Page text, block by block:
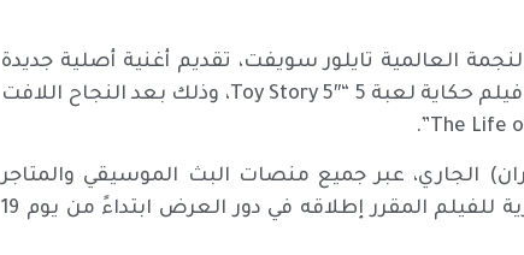
العالمية تايلور سويفت، تقديم أغنية أصلية جديدة
بعنوان “كنتُ أعرف ذلك، كنتُ أعرفك” ضمن أحداث فيلم حكاية لعبة 5 “Toy Story 5″، وذلك بعد النجاح اللافت
رسمياً يوم 5 يونيو (حزيران) الجاري، عبر جميع منصات البث الموسيقي والمتاجر
الرقمية، على أن تكون جزءاً من الموسيقى التصويرية للفيلم المقرر إطلاقه في دور العرض ابتداءً من يوم 19